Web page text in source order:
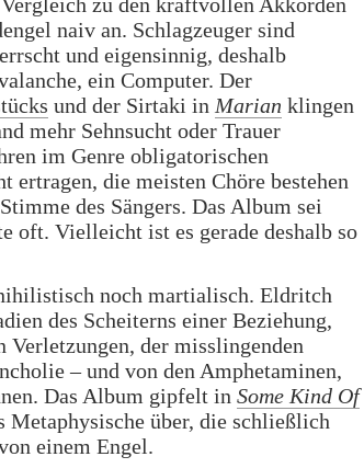
naiv an. Schlagzeuger sind
und eigensinnig, deshalb
ein Computer. Der
und der Sirtaki in Marian klingen
mehr Sehnsucht oder Trauer
im Genre obligatorischen
ertragen, die meisten Chöre bestehen
des Sängers. Das Album sei
oft. Vielleicht ist es gerade deshalb so
noch martialisch. Eldritch
des Scheiterns einer Beziehung,
der misslingenden
– und von den Amphetaminen,
Das Album gipfelt in Some Kind Of
Metaphysische über, die schließlich
einem Engel.